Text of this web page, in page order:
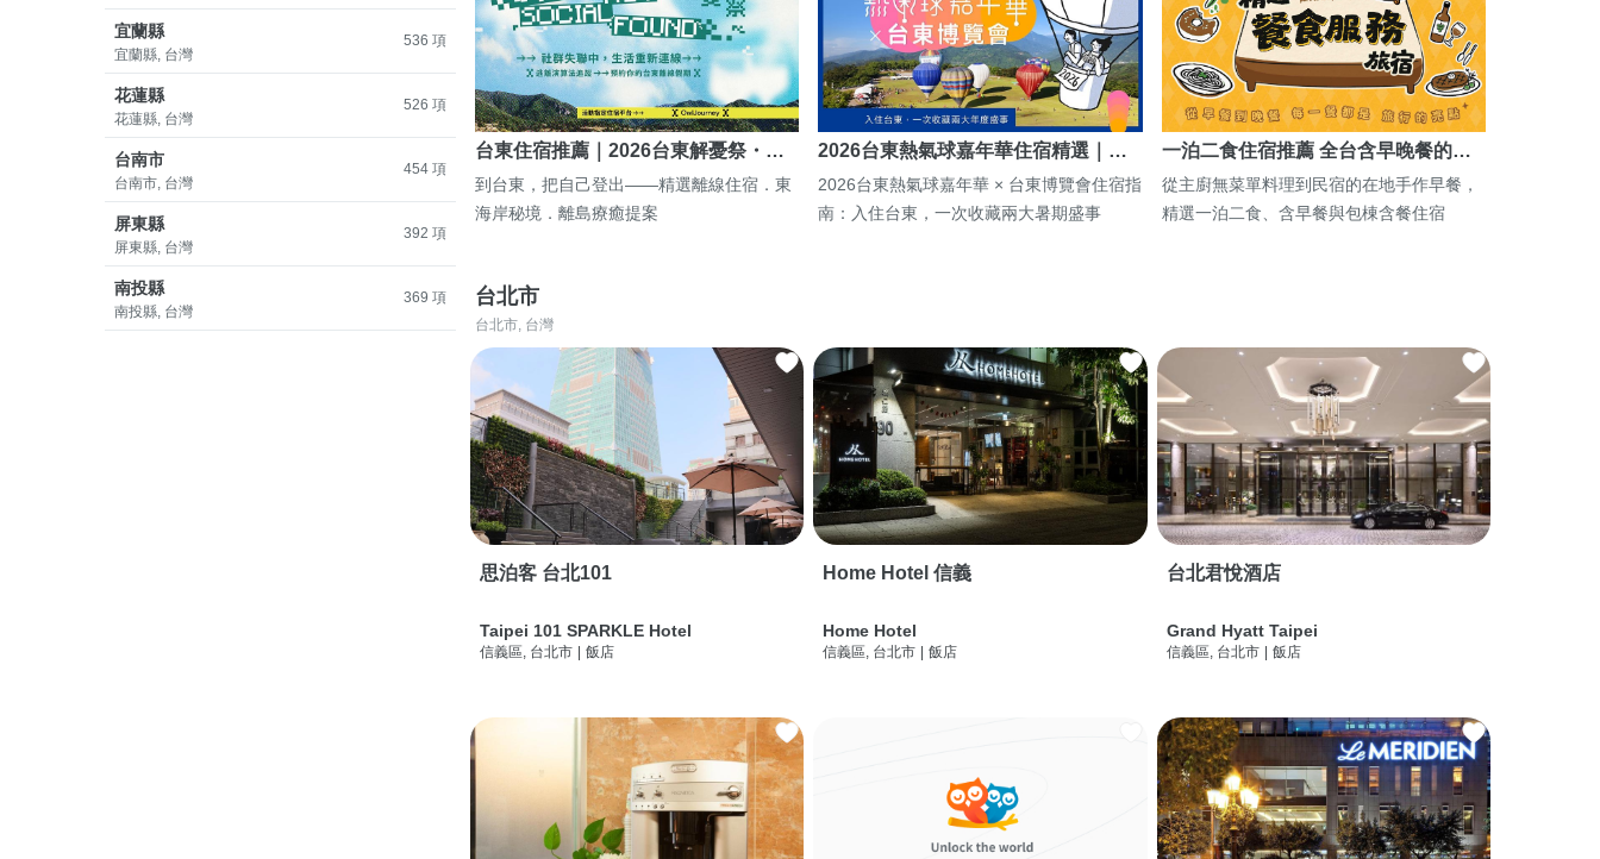
宜蘭縣
宜蘭縣, 台灣
536 項
花蓮縣
花蓮縣, 台灣
526 項
台南市
台南市, 台灣
454 項
屏東縣
屏東縣, 台灣
392 項
南投縣
南投縣, 台灣
369 項
台東住宿推薦｜2026台東解憂祭・…
到台東，把自己登出——精選離線住宿．東
海岸秘境．離島療癒提案
2026台東熱氣球嘉年華住宿精選｜…
2026台東熱氣球嘉年華 × 台東博覽會住宿指
南：入住台東，一次收藏兩大暑期盛事
一泊二食住宿推薦 全台含早晚餐的…
從主廚無菜單料理到民宿的在地手作早餐，
精選一泊二食、含早餐與包棟含餐住宿
台北市
台北市, 台灣
思泊客 台北101
Taipei 101 SPARKLE Hotel
信義區, 台北市 飯店
Home Hotel 信義
Home Hotel
信義區, 台北市 飯店
台北君悅酒店
Grand Hyatt Taipei
信義區, 台北市 飯店